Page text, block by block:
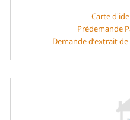
Carte
Prédemande
Demande d’extrait